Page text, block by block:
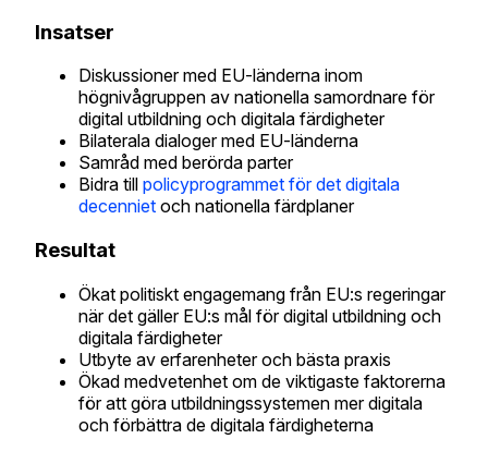
Insatser
Diskussioner med EU-länderna inom
högnivågruppen av nationella samordnare för
digital utbildning och digitala färdigheter
Bilaterala dialoger med EU-länderna
Samråd med berörda parter
Bidra till policyprogrammet för det digitala
decenniet och nationella färdplaner
Resultat
Ökat politiskt engagemang från EU:s regeringar
när det gäller EU:s mål för digital utbildning och
digitala färdigheter
Utbyte av erfarenheter och bästa praxis
Ökad medvetenhet om de viktigaste faktorerna
för att göra utbildningssystemen mer digitala
och förbättra de digitala färdigheterna